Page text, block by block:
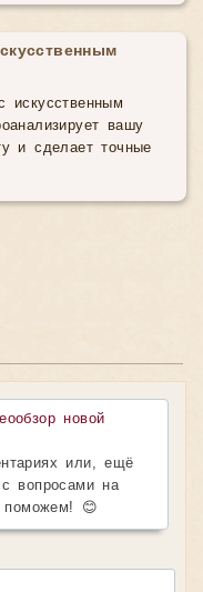
искусственным
вашу
и сделает точные
новой
или, ещё
вопросами на
поможем! 😊